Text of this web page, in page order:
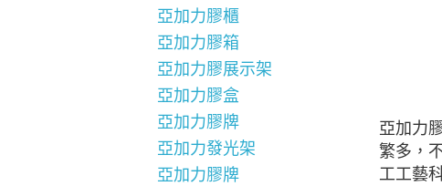
亞加力膠櫃
亞加力膠箱
亞加力膠展示架
亞加力膠盒
亞加力膠牌
亞加力發光架
亞加力膠牌
亞加力
繁多，
工工藝